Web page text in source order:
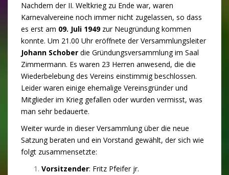
Nachdem der II. Weltkrieg zu Ende war, waren
Karnevalvereine noch immer nicht zugelassen, so dass
es erst am 09. Juli 1949zur Neugründung kommen
konnte. Um 21.00 Uhr eröffnete der Versammlungsleiter
Johann Schober die Gründungsversammlung im Saal
Zimmermann. Es waren 23 Herren anwesend, die die
Wiederbelebung des Vereins einstimmig beschlossen.
Leider waren einige ehemalige Vereinsgründer und
Mitglieder im Krieg gefallen oder wurden vermisst, was
man sehr bedauerte.
Weiter wurde in dieser Versammlung über die neue
Satzung beraten und ein Vorstand gewählt, der sich wie
folgt zusammensetzte:
Vorsitzender: Fritz Pfeifer jr.